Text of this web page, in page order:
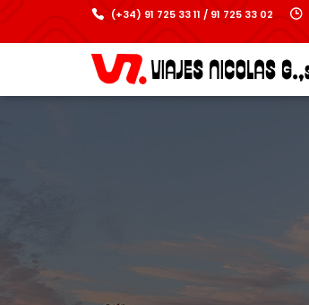
(+34) 91 725 33 11 / 91 725 33 02